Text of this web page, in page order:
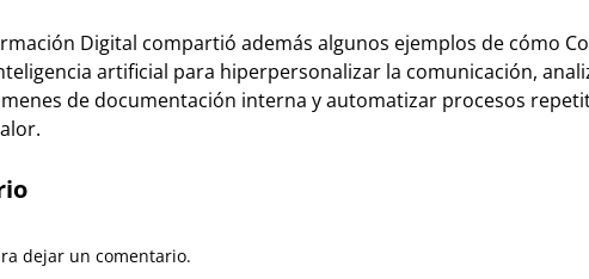
Digital compartió además algunos ejemplos de cómo
artificial para hiperpersonalizar la comunicación,
de documentación interna y automatizar procesos
dejar un comentario.